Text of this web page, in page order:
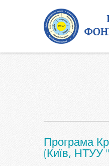
Програма
(Київ, НТУУ